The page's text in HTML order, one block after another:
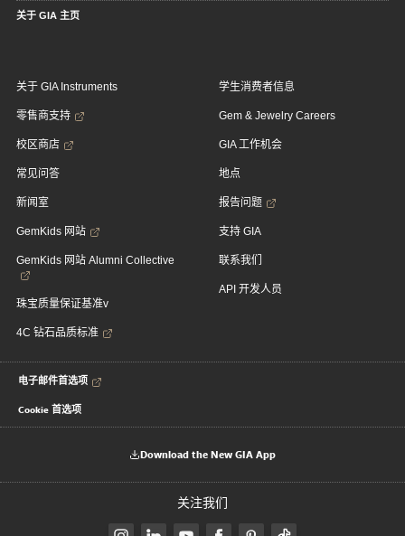
关于 GIA 主页
关于 GIA Instruments
零售商支持
校区商店
常见问答
新闻室
GemKids 网站
GemKids 网站 Alumni Collective
珠宝质量保证基准v
4C 钻石品质标准
学生消费者信息
Gem & Jewelry Careers
GIA 工作机会
地点
报告问题
支持 GIA
联系我们
API 开发人员
电子邮件首选项
Cookie 首选项
Download the New GIA App
关注我们